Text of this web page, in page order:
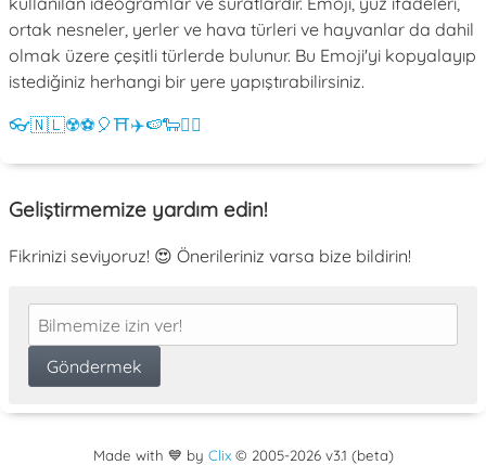
ortak nesneler, yerler ve hava türleri ve hayvanlar da dahil
olmak üzere çeşitli türlerde bulunur. Bu Emoji'yi kopyalayıp
istediğiniz herhangi bir yere yapıştırabilirsiniz.
👓🇳🇱☢️⚽ 🎈⛩️✈️🍉🐑💁‍♀️
Geliştirmemize yardım edin!
Fikrinizi seviyoruz! 😍 Önerileriniz varsa bize bildirin!
Made with 💙 by Clix© 2005-2026 v3.1 (beta)